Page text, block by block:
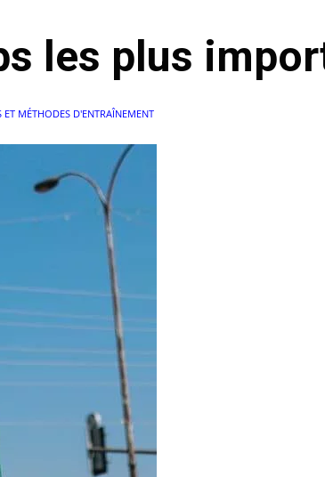
les plus
ET MÉTHODES D'ENTRAÎNEMENT